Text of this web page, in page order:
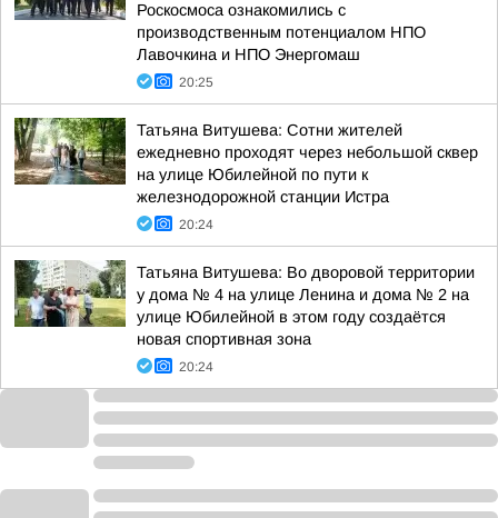
Роскосмоса ознакомились с
производственным потенциалом НПО
Лавочкина и НПО Энергомаш
20:25
Татьяна Витушева: Сотни жителей
ежедневно проходят через небольшой сквер
на улице Юбилейной по пути к
железнодорожной станции Истра
20:24
Татьяна Витушева: Во дворовой территории
у дома № 4 на улице Ленина и дома № 2 на
улице Юбилейной в этом году создаётся
новая спортивная зона
20:24